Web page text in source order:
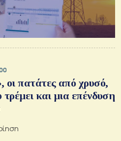
οι πατάτες από χρυσό,
και μια επένδυση